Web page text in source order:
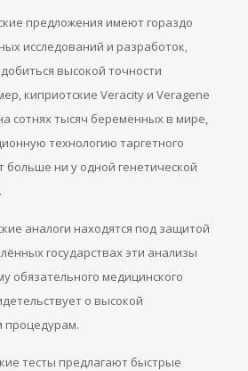
предложения имеют гораздо
исследований и разработок,
высокой точности
киприотские Veracity и Veragene
сотнях тысяч беременных в мире,
технологию таргетного
больше ни у одной генетической
аналоги находятся под защитой
государствах эти анализы
обязательного медицинского
о высокой
процедурам.
тесты предлагают быстрые